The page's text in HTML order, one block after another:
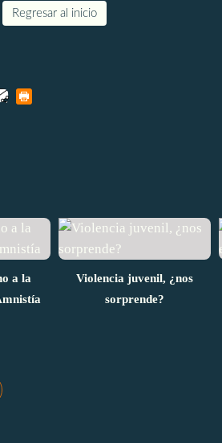
Regresar al inicio
a la
Violencia juvenil, ¿nos
sorprende?